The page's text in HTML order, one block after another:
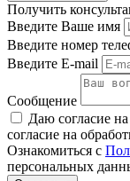
Получить
Введите Ваше имя
Введите номер
Введите E-mail
Сообщение
Даю согласие
согласие на
Ознакомиться с
персональных